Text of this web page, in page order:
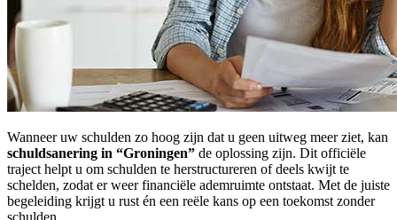
Wanneer uw schulden zo hoog zijn dat u geen uitweg meer ziet, kan
schuldsanering in “Groningen” de oplossing zijn. Dit officiële
traject helpt u om schulden te herstructureren of deels kwijt te
schelden, zodat er weer financiële ademruimte ontstaat. Met de juiste
begeleiding krijgt u rust én een reële kans op een toekomst zonder
schulden.